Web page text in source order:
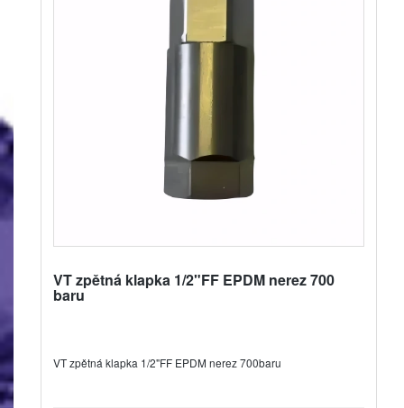
VT zpětná klapka 1/2"FF EPDM nerez 700
baru
VT zpětná klapka 1/2"FF EPDM nerez 700baru